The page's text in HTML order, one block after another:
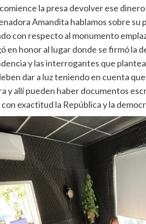
la presa devolver ese
Amandita hablamos sobre
con respecto al monumento
en honor al lugar donde se firmó la
y las interrogantes que
dar a luz teniendo en cuenta
y allí pueden haber documentos
exactitud la República y la